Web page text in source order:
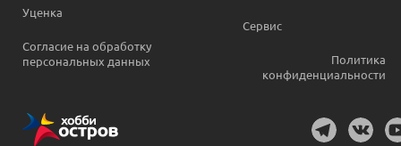
Уценка
Согласие на обработку
персональных данных
Сервис
Политика
конфиденциальности